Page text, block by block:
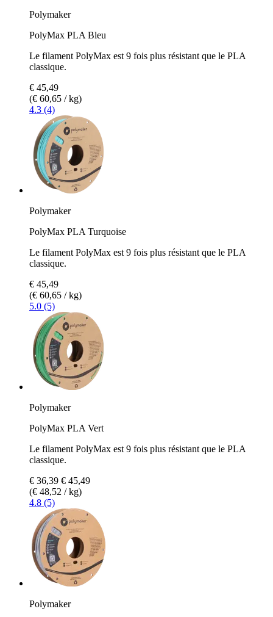
Polymaker
PolyMax PLA Bleu
Le filament PolyMax est 9 fois plus résistant que le PLA
classique.
€ 45,49
(€ 60,65 / kg)
4.3 (4)
Polymaker
PolyMax PLA Turquoise
Le filament PolyMax est 9 fois plus résistant que le PLA
classique.
€ 45,49
(€ 60,65 / kg)
5.0 (5)
Polymaker
PolyMax PLA Vert
Le filament PolyMax est 9 fois plus résistant que le PLA
classique.
€ 36,39 € 45,49
(€ 48,52 / kg)
4.8 (5)
Polymaker